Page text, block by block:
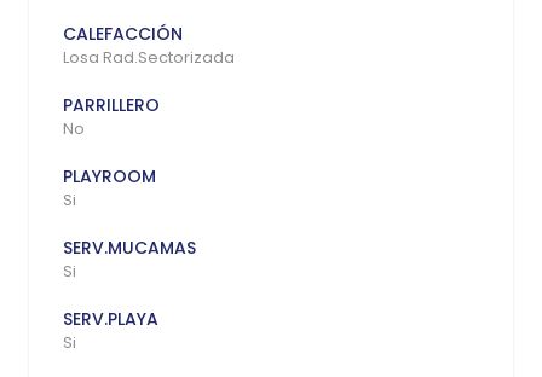
CALEFACCIÓN
Losa Rad.Sectorizada
PARRILLERO
No
PLAYROOM
Si
SERV.MUCAMAS
Si
SERV.PLAYA
Si